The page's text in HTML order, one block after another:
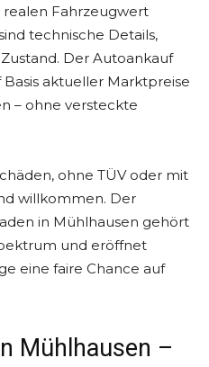
realen Fahrzeugwert
technische Details,
Der Autoankauf
aktueller Marktpreise
– ohne versteckte
ohne TÜV oder mit
willkommen. Der
in Mühlhausen gehört
und eröffnet
eine faire Chance auf
Mühlhausen –